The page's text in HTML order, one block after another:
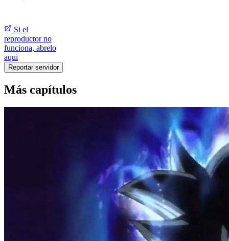
Si el
reproductor no
funciona, abrelo
aqui
Reportar servidor
Más capítulos